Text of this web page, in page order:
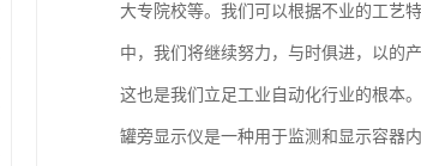
大专院校等。我们可以根据不业的工艺
中，我们将继续努力，与时俱进，以的
这也是我们立足工业自动化行业的根本。
罐旁显示仪是一种用于监测和显示容器